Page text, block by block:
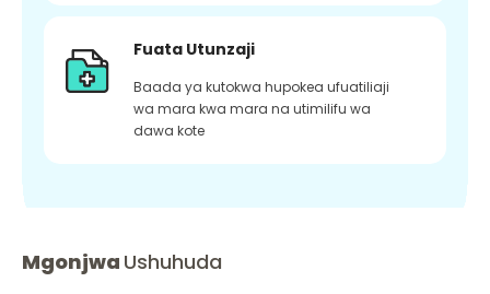
Fuata Utunzaji
Baada ya kutokwa hupokea ufuatiliaji
wa mara kwa mara na utimilifu wa
dawa kote
Mgonjwa Ushuhuda